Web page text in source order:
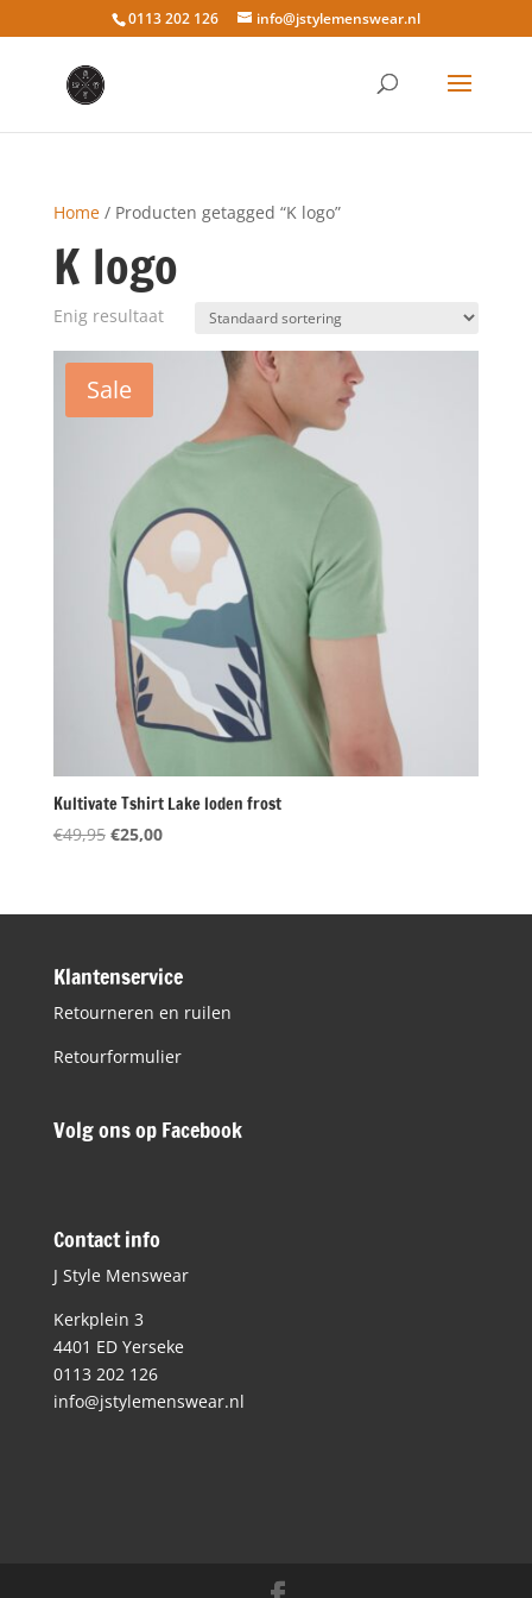
0113 202 126 info@jstylemenswear.nl
Home/ Producten getagged “K logo”
K logo
Enig resultaat
Sale
Kultivate Tshirt Lake loden frost
€49,95 Oorspronkelijke
€49,95.
€25,00Huidige
€25,00.
Klantenservice
Retourneren en ruilen
Retourformulier
Volg ons op Facebook
Contact info
J Style Menswear
Kerkplein 3
4401 ED Yerseke
0113 202 126
info@jstylemenswear.nl